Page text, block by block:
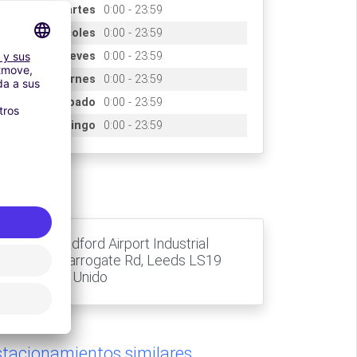
Martes
0:00 - 23:59
Miércoles
0:00 - 23:59
Jueves
0:00 - 23:59
Viernes
0:00 - 23:59
Sábado
0:00 - 23:59
Domingo
0:00 - 23:59
Unit 1A, Bradford Airport Industrial
Estate, 8 Harrogate Rd, Leeds LS19
7WP, Reino Unido